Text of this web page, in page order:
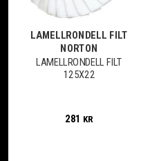
LAMELLRONDELL FILT
NORTON
LAMELLRONDELL FILT
125X22
281 KR